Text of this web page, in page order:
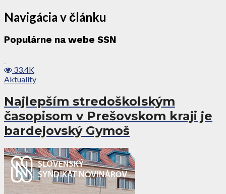
Navigácia v článku
Populárne na webe SSN
33.4K
Aktuality
Najlepším stredoškolským
časopisom v Prešovskom kraji je
bardejovský Gymoš